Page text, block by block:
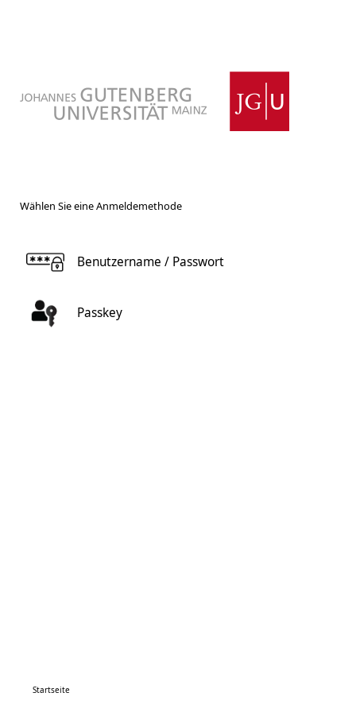
Wählen Sie eine Anmeldemethode
Benutzername / Passwort
Passkey
Startseite